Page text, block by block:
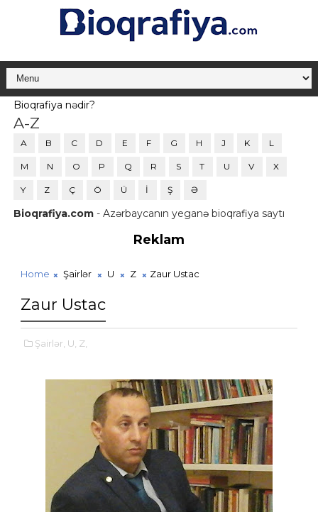
Bioqrafiya nədir?
A-Z
A B C D E F G H J K L
M N O P Q R S T U V X
Y Z Ç Ö Ü İ Ş Ə
Bioqrafiya.com- Azərbaycanın yeganə bioqrafiya saytı
Reklam
Home Şairlər U Z Zaur Ustac
Zaur Ustac
Şairlər, U, Z,